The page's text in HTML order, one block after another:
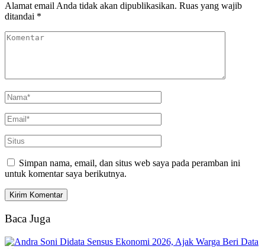
Alamat email Anda tidak akan dipublikasikan. Ruas yang wajib
ditandai *
Simpan nama, email, dan situs web saya pada peramban ini
untuk komentar saya berikutnya.
Baca Juga